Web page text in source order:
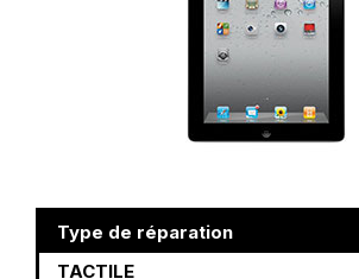
Type de réparation
TACTILE